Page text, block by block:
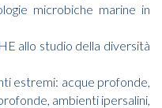
microbiche marine in
allo studio della diversità
estremi: acque profonde,
ambienti ipersalini,